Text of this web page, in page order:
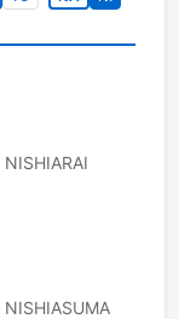
NISHIARAI
NISHIASUMA